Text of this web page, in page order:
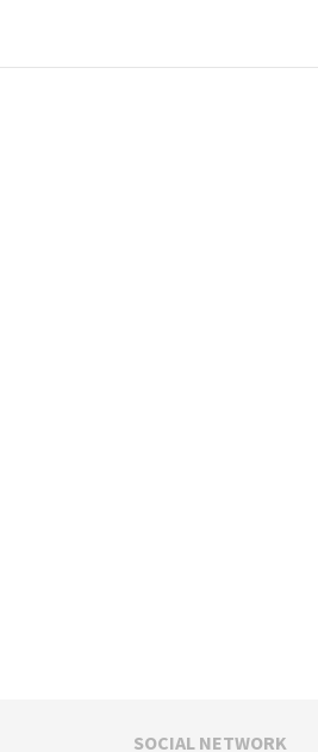
SOCIAL NETWORK